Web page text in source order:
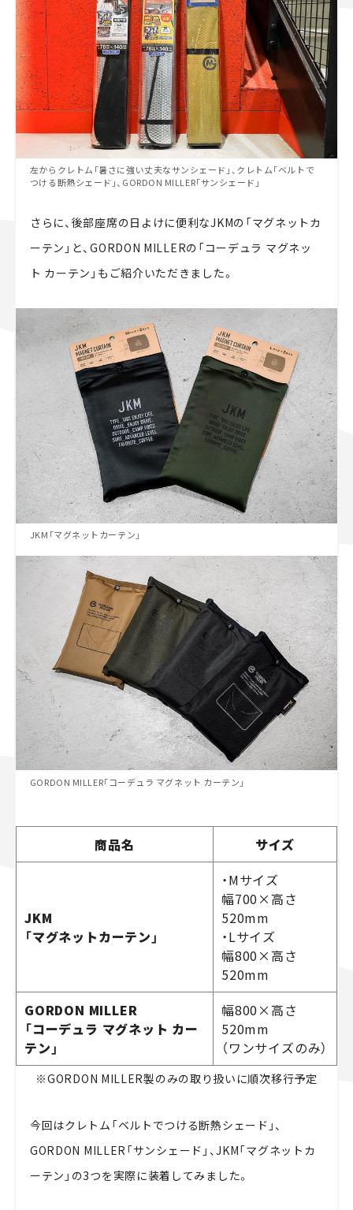
左からクレトム「暑さに強い丈夫なサンシェード」、クレトム「ベルトで
つける断熱シェード」、GORDON MILLER「サンシェード」
さらに、後部座席の日よけに便利なJKMの「マグネットカ
ーテン」と、GORDON MILLERの「コーデュラ マグネッ
ト カーテン」もご紹介いただきました。
JKM「マグネットカーテン」
GORDON MILLER「コーデュラ マグネット カーテン」
商品名 サイズ
JKM
「マグネットカーテン」
・Mサイズ
幅700×高さ
520mm
・Lサイズ
幅800×高さ
520mm
GORDON MILLER
「コーデュラ マグネット カー
テン」
幅800×高さ
520mm
（ワンサイズのみ）
※GORDON MILLER製のみの取り扱いに順次移行予定
今回はクレトム「ベルトでつける断熱シェード」、
GORDON MILLER「サンシェード」、JKM「マグネットカ
ーテン」の3つを実際に装着してみました。